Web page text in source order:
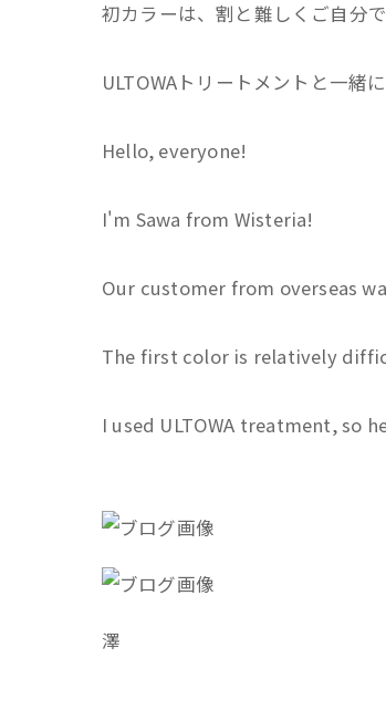
初カラーは、割と難しくご自分
ULTOWAトリートメントと一緒
Hello, everyone!
I'm Sawa from Wisteria!
Our customer from overseas
The first color is relatively
I used ULTOWA treatment, so
澤